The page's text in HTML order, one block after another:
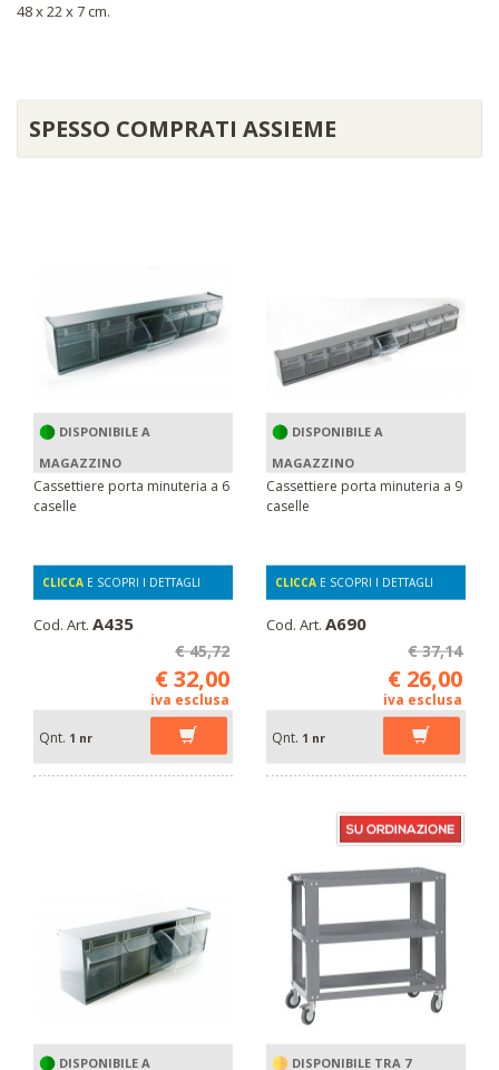
48 x 22 x 7 cm.
SPESSO COMPRATI ASSIEME
DISPONIBILE A
MAGAZZINO
Cassettiere porta minuteria a 6
caselle
CLICCA E SCOPRI I DETTAGLI
Cod. Art. A435
€ 45,72
€ 32,00
iva esclusa
Qnt. 1 nr
DISPONIBILE A
MAGAZZINO
Cassettiere porta minuteria a 9
caselle
CLICCA E SCOPRI I DETTAGLI
Cod. Art. A690
€ 37,14
€ 26,00
iva esclusa
Qnt. 1 nr
DISPONIBILE A DISPONIBILE TRA 7